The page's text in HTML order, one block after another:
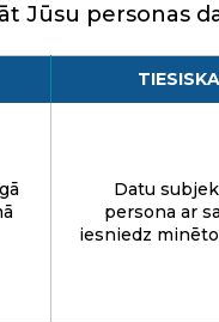
Jūsu personas
Datu
persona ar
iesniedz